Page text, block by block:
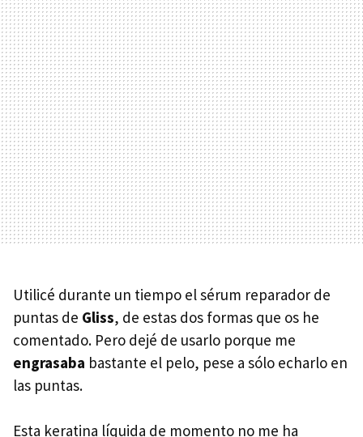
Utilicé durante un tiempo el sérum reparador de
puntas de Gliss, de estas dos formas que os he
comentado. Pero dejé de usarlo porque me
engrasaba bastante el pelo, pese a sólo echarlo en
las puntas.
Esta keratina líquida de momento no me ha